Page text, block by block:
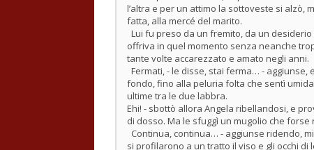
l’altra e per un attimo la sottoveste si alzò,
fatta, alla mercé del marito.
Lui fu preso da un fremito, da un
offriva in quel momento senza neanche
tante volte accarezzato e amato negli anni.
Fermati, - le disse, stai ferma… -
fondo, fino alla peluria folta che sentì
ultime tra le due labbra.
Ehi! - sbottò allora Angela ribellandosi, e
di dosso. Ma le sfuggì un mugolio che
Continua, continua… - aggiunse ridendo,
si profilarono a un tratto il viso e gli occhi di